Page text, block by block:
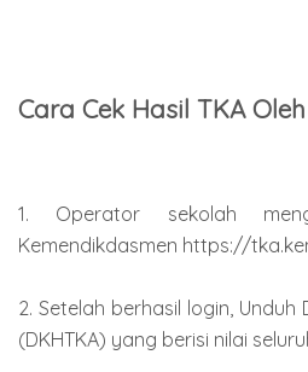
Cara Cek Hasil TKA
1. Operator sekolah
Kemendikdasmen https://
2. Setelah berhasil login,
(DKHTKA) yang berisi nilai